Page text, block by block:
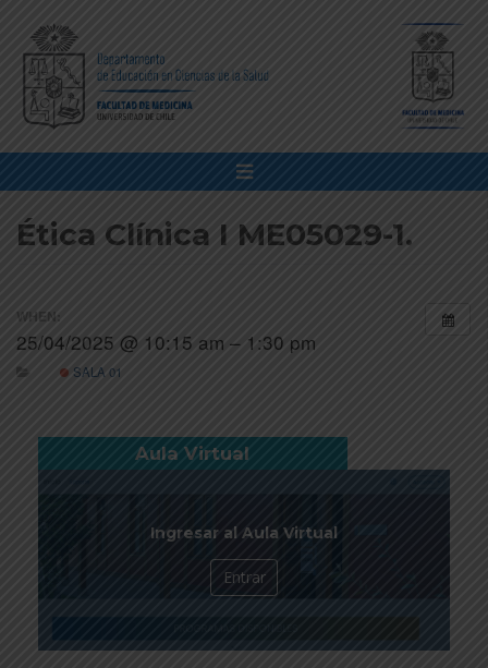
Ética Clínica I ME05029-1.
WHEN:
25/04/2025 @ 10:15 am – 1:30 pm
SALA 01
Aula Virtual
Ingresar al Aula Virtual
Entrar